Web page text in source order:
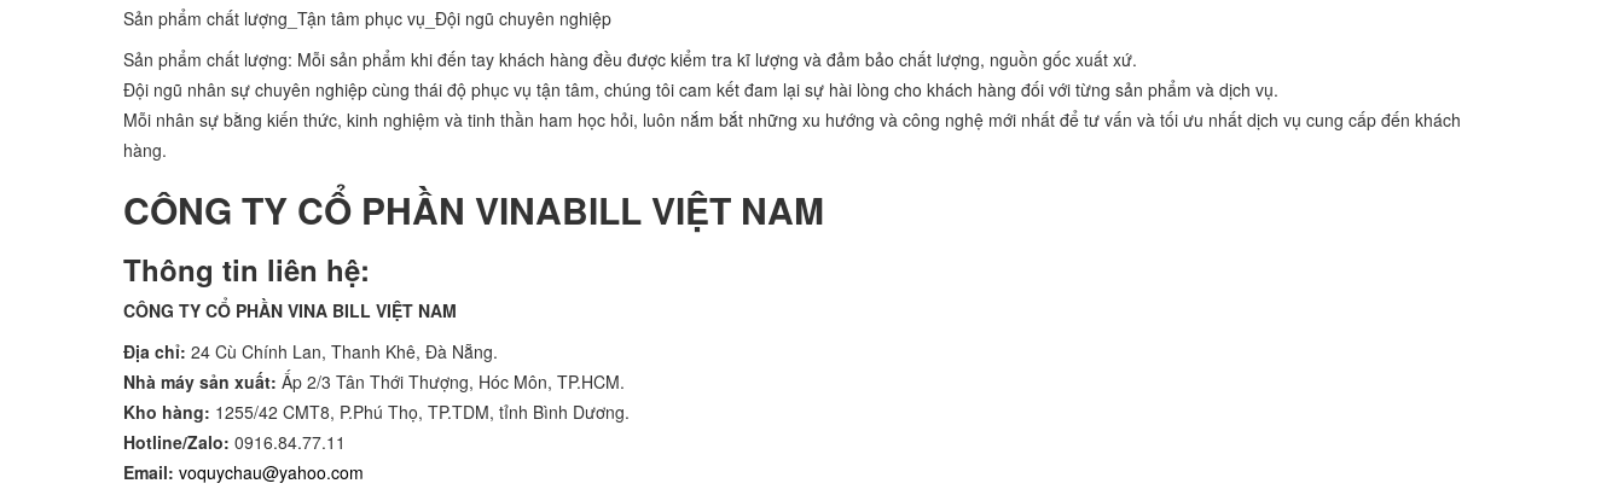
Sản phẩm chất lượng_Tận tâm phục vụ_Đội ngũ chuyên nghiệp
Sản phẩm chất lượng: Mỗi sản phẩm khi đến tay khách hàng đều được kiểm tra kĩ lượng và đảm bảo chất lượng, nguồn gốc xuất xứ.
Đội ngũ nhân sự chuyên nghiệp cùng thái độ phục vụ tận tâm, chúng tôi cam kết đam lại sự hài lòng cho khách hàng đối với từng sản phẩm và dịch vụ.
Mỗi nhân sự bằng kiến thức, kinh nghiệm và tinh thần ham học hỏi, luôn nắm bắt những xu hướng và công nghệ mới nhất để tư vấn và tối ưu nhất dịch vụ cung cấp đến khách
hàng.
CÔNG TY CỔ PHẦN VINABILL VIỆT NAM
Thông tin liên hệ:
CÔNG TY CỔ PHẦN VINA BILL VIỆT NAM
Địa chỉ: 24 Cù Chính Lan, Thanh Khê, Đà Nẵng.
Nhà máy sản xuất: Ấp 2/3 Tân Thới Thượng, Hóc Môn, TP.HCM.
Kho hàng: 1255/42 CMT8, P.Phú Thọ, TP.TDM, tỉnh Bình Dương.
Hotline/Zalo: 0916.84.77.11
Email: voquychau@yahoo.com